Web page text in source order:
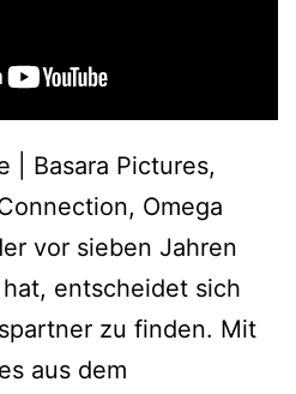
| Basara Pictures,
Omega
vor sieben Jahren
entscheidet sich
zu finden. Mit
aus dem